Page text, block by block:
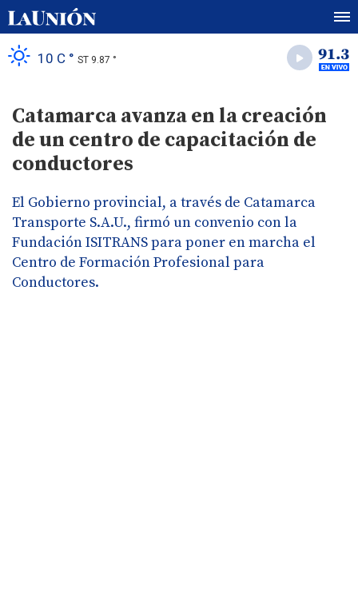
10 C ° ST 9.87 °
Catamarca avanza en la creación
de un centro de capacitación de
conductores
El Gobierno provincial, a través de Catamarca
Transporte S.A.U., firmó un convenio con la
Fundación ISITRANS para poner en marcha el
Centro de Formación Profesional para
Conductores.